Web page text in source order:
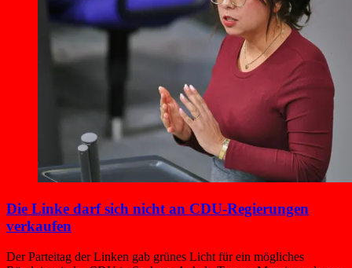
Die Linke darf sich nicht an CDU-Regierungen
verkaufen
Der Parteitag der Linken gab grünes Licht für ein mögliches